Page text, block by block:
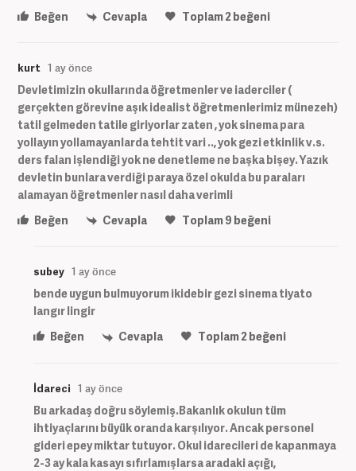
Beğen
Cevapla Toplam2 beğeni
kurt 1 ay önce
Devletimizin okullarında öğretmenler ve iaderciler (
gerçekten görevine aşık idealist öğretmenlerimiz münezeh)
tatil gelmeden tatile giriyorlar zaten , yok sinema para
yollayın yollamayanlarda tehtit vari .., yok gezi etkinlik v.s.
ders falan işlendiği yok ne denetleme ne başka bişey. Yazık
devletin bunlara verdiği paraya özel okulda bu paraları
alamayan öğretmenler nasıl daha verimli
Beğen
Cevapla Toplam9 beğeni
subey 1 ay önce
bende uygun bulmuyorum ikidebir gezi sinema tiyato
langır lingir
Beğen
Cevapla Toplam2beğeni
İdareci 1 ay önce
Bu arkadaş doğru söylemiş.Bakanlık okulun tüm
ihtiyaçlarını büyük oranda karşılıyor. Ancak personel
gideri epey miktar tutuyor. Okul idarecileri de kapanmaya
2-3 ay kala kasayı sıfırlamışlarsa aradaki açığı,